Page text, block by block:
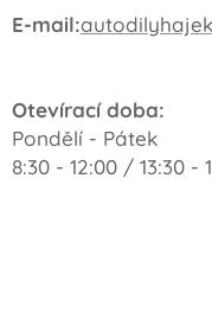
E-mail:
Otevírací doba:
Pondělí - Pátek
8:30 - 12:00 / 13:30 -